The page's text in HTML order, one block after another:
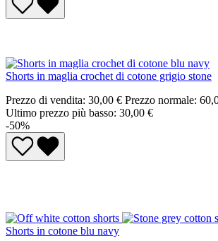
Shorts in maglia crochet di cotone grigio stone
Prezzo di vendita: 30,00 € Prezzo normale:
Ultimo prezzo più basso: 30,00 €
-50%
Shorts in cotone blu navy